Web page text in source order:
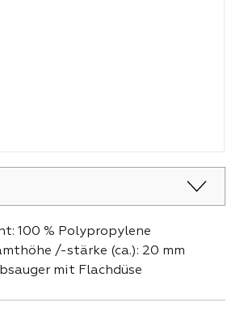
100 % Polypropylene
/-stärke (ca.): 20 mm
mit Flachdüse